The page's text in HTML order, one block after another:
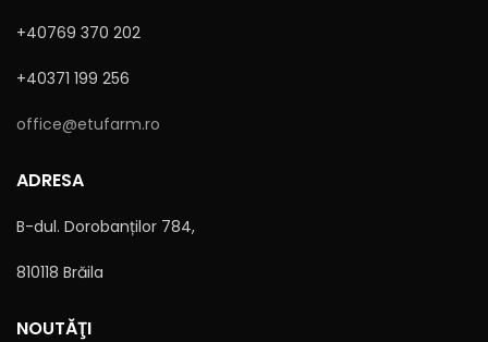
+40769 370 202
+40371 199 256
office@etufarm.ro
ADRESA
B-dul. Dorobanților 784,
810118 Brăila
NOUTĂŢI